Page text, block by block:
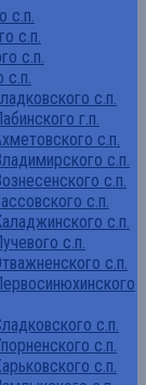
с.п.
с.п.
с.п.
с.п.
с.п.
г.п.
с.п.
с.п.
с.п.
с.п.
с.п.
с.п.
с.п.
с.п.
с.п.
с.п.